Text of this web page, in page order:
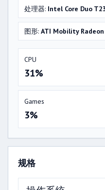
处理器: Intel Core Duo
图形: ATI Mobility
CPU
31%
Games
3%
规格